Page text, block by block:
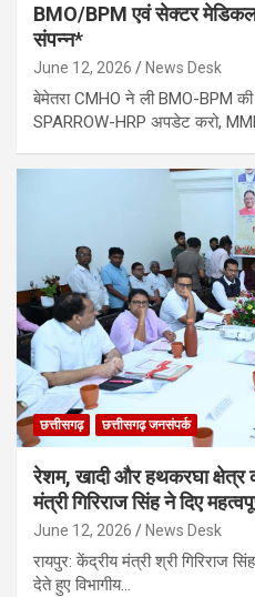
BMO/BPM एवं सेक्टर मेडिकल
संपन्न*
June 12, 2026 News Desk
बेमेतरा CMHO ने ली BMO-BPM
SPARROW-HRP अपडेट करो,
छत्तीसगढ़ छत्तीसगढ़ जनसंपर्क
रेशम, खादी और हथकरघा क्षेत्र
मंत्री गिरिराज सिंह ने दिए
June 12, 2026 News Desk
रायपुर: केंद्रीय मंत्री श्री गिरिराज
देते हुए विभागीय…